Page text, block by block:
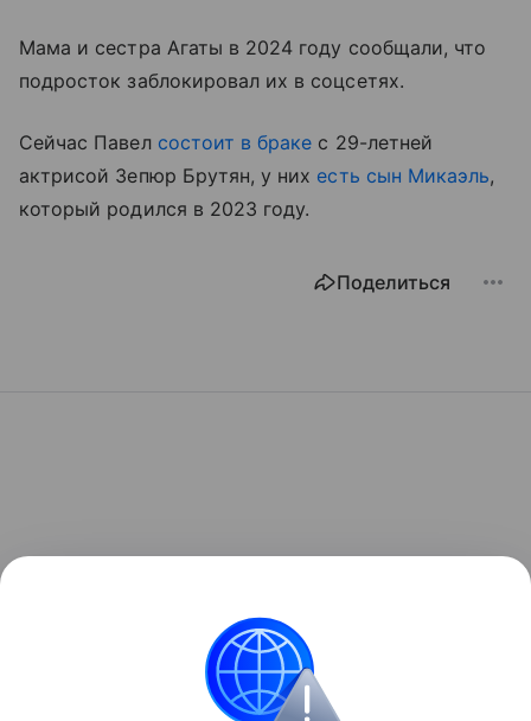
Мама и сестра Агаты в 2024 году сообщали, что
подросток заблокировал их в соцсетях.
Сейчас Павел состоит в браке с 29-летней
актрисой Зепюр Брутян, у них есть сын Микаэль,
который родился в 2023 году.
Поделиться